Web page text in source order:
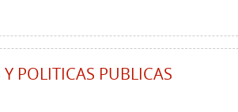
POLITICAS PUBLICAS